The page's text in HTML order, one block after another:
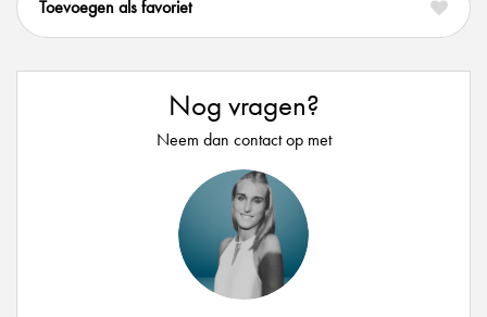
favoriet
Nog vragen?
Neem dan contact op met